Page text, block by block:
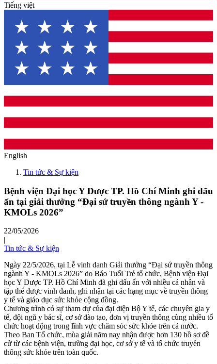
Tiếng việt
English
Tin tức & Sự kiện
Bệnh viện Đại học Y Dược TP. Hồ Chí Minh ghi dấu
ấn tại giải thưởng “Đại sứ truyền thông ngành Y -
KMOLs 2026”
22/05/2026
|
Tin tức & Sự kiện
Ngày 22/5/2026, tại Lễ vinh danh Giải thưởng “Đại sứ truyền thông
ngành Y - KMOLs 2026” do Báo Tuổi Trẻ tổ chức, Bệnh viện Đại
học Y Dược TP. Hồ Chí Minh đã ghi dấu ấn với nhiều cá nhân và
tập thể được vinh danh, ghi nhận tại các hạng mục về truyền thông
y tế và giáo dục sức khỏe cộng đồng.
Chương trình có sự tham dự của đại diện Bộ Y tế, các chuyên gia y
tế, đội ngũ y bác sĩ, cơ sở đào tạo, đơn vị truyền thông cùng nhiều tổ
chức hoạt động trong lĩnh vực chăm sóc sức khỏe trên cả nước.
Theo Ban Tổ chức, mùa giải năm nay nhận được hơn 130 hồ sơ đề
cử từ các bệnh viện, trường đại học, cơ sở y tế và tổ chức truyền
thông sức khỏe trên toàn quốc.